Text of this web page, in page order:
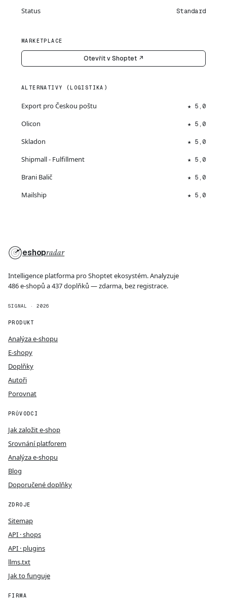
Status Standard
MARKETPLACE
Otevřít v Shoptet ↗
ALTERNATIVY (LOGISTIKA)
Export pro Českou poštu ★ 5,0
Olicon ★ 5,0
Skladon ★ 5,0
Shipmall - Fulfillment ★ 5,0
Brani Balič ★ 5,0
Mailship ★ 5,0
eshopradar
Intelligence platforma pro Shoptet ekosystém. Analyzuje
486 e-shopů a 437 doplňků — zdarma, bez registrace.
SIGNAL · 2026
PRODUKT
Analýza e-shopu
E-shopy
Doplňky
Autoři
Porovnat
PRŮVODCI
Jak založit e-shop
Srovnání platforem
Analýza e-shopu
Blog
Doporučené doplňky
ZDROJE
Sitemap
API · shops
API · plugins
llms.txt
Jak to funguje
FIRMA